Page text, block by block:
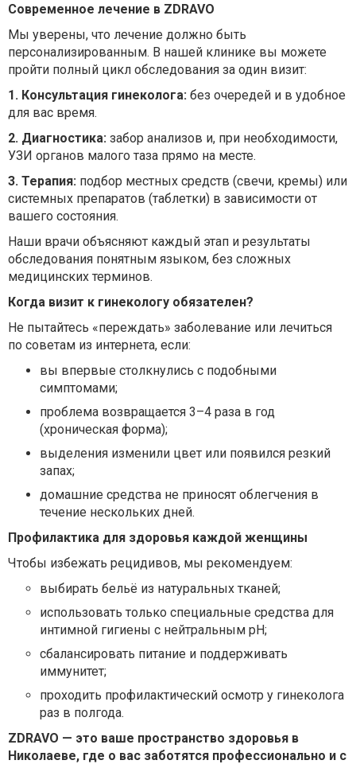
Современное лечение в ZDRAVO
Мы уверены, что лечение должно быть
персонализированным. В нашей клинике вы можете
пройти полный цикл обследования за один визит:
1. Консультация гинеколога: без очередей и в удобное
для вас время.
2. Диагностика: забор анализов и, при необходимости,
УЗИ органов малого таза прямо на месте.
3. Терапия: подбор местных средств (свечи, кремы) или
системных препаратов (таблетки) в зависимости от
вашего состояния.
Наши врачи объясняют каждый этап и результаты
обследования понятным языком, без сложных
медицинских терминов.
Когда визит к гинекологу обязателен?
Не пытайтесь «переждать» заболевание или лечиться
по советам из интернета, если:
вы впервые столкнулись с подобными
симптомами;
проблема возвращается 3–4 раза в год
(хроническая форма);
выделения изменили цвет или появился резкий
запах;
домашние средства не приносят облегчения в
течение нескольких дней.
Профилактика для здоровья каждой женщины
Чтобы избежать рецидивов, мы рекомендуем:
выбирать бельё из натуральных тканей;
использовать только специальные средства для
интимной гигиены с нейтральным pH;
сбалансировать питание и поддерживать
иммунитет;
проходить профилактический осмотр у гинеколога
раз в полгода.
ZDRAVO — это ваше пространство здоровья в
Николаеве, где о вас заботятся профессионально и с